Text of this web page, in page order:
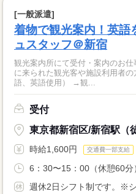
[一般派遣]
着物で観光案内！英語
ュスタッフ＠新宿
観光案内所にて受付・案内のお仕事です。 【具体的
に来られた観光客や施設利用者
語、英語使用） →観...
受付
東京都新宿区/新宿駅（
時給1,600円 交通費一部支給
6：30〜15：00（休憩60
週休2日シフト制です。※